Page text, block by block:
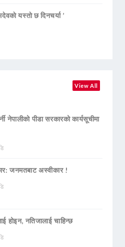
यस्ताे छ दिनचर्या ’
View All
नेपालीको पीडा सरकारको कार्यसूचीमा
जनमतबाट अस्वीकार !
होइन, नतिजालाई चाहिन्छ